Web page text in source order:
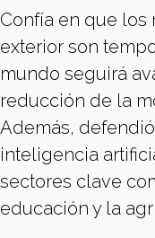
Confía en que los
exterior son
mundo seguirá
reducción de la
Además,
inteligencia
sectores clave
educación y la